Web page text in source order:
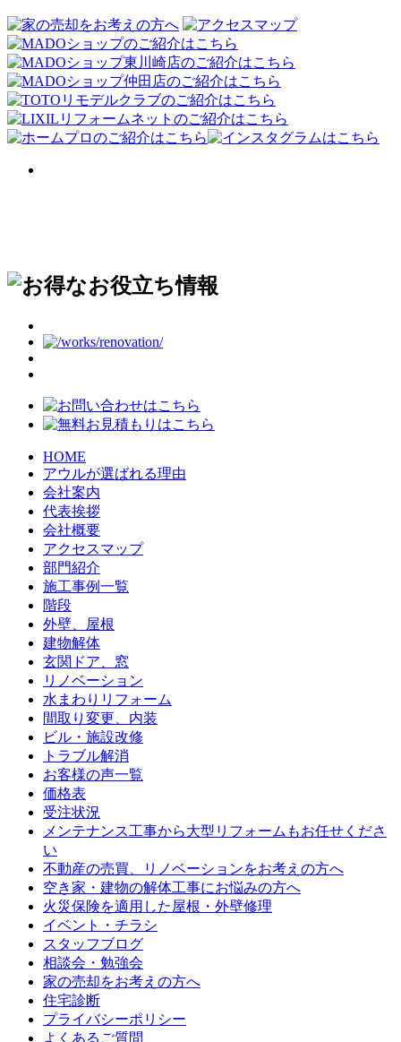
HOME
アウルが選ばれる理由
会社案内
代表挨拶
会社概要
アクセスマップ
部門紹介
施工事例一覧
階段
外壁、屋根
建物解体
玄関ドア、窓
リノベーション
水まわりリフォーム
間取り変更、内装
ビル・施設改修
トラブル解消
お客様の声一覧
価格表
受注状況
メンテナンス工事から大型リフォームもお任せくださ
い
不動産の売買、リノベーションをお考えの方へ
空き家・建物の解体工事にお悩みの方へ
火災保険を適用した屋根・外壁修理
イベント・チラシ
スタッフブログ
相談会・勉強会
家の売却をお考えの方へ
住宅診断
プライバシーポリシー
よくあるご質問